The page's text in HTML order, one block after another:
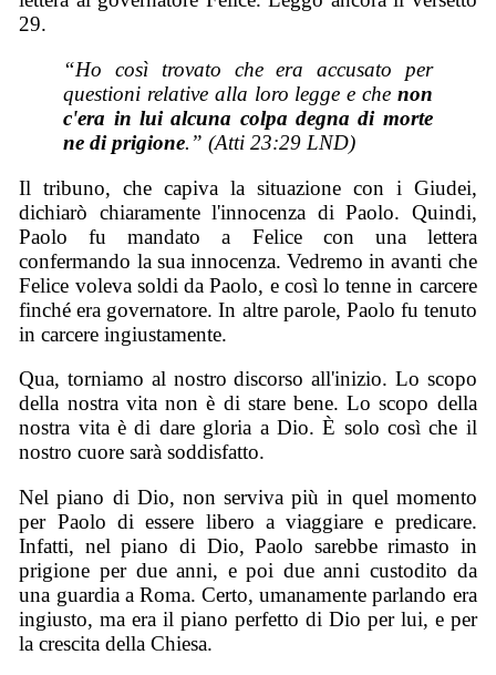
29.
“Ho così trovato che era accusato per
questioni relative alla loro legge e che non
c'era in lui alcuna colpa degna di morte
ne di prigione.” (Atti 23:29 LND)
Il tribuno, che capiva la situazione con i Giudei,
dichiarò chiaramente l'innocenza di Paolo. Quindi,
Paolo fu mandato a Felice con una lettera
confermando la sua innocenza. Vedremo in avanti che
Felice voleva soldi da Paolo, e così lo tenne in carcere
finché era governatore. In altre parole, Paolo fu tenuto
in carcere ingiustamente.
Qua, torniamo al nostro discorso all'inizio. Lo scopo
della nostra vita non è di stare bene. Lo scopo della
nostra vita è di dare gloria a Dio. È solo così che il
nostro cuore sarà soddisfatto.
Nel piano di Dio, non serviva più in quel momento
per Paolo di essere libero a viaggiare e predicare.
Infatti, nel piano di Dio, Paolo sarebbe rimasto in
prigione per due anni, e poi due anni custodito da
una guardia a Roma. Certo, umanamente parlando era
ingiusto, ma era il piano perfetto di Dio per lui, e per
la crescita della Chiesa.